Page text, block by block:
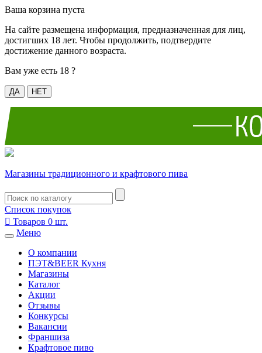
Ваша корзина пуста
На сайте размещена информация, предназначенная для лиц,
достигших 18 лет. Чтобы продолжить, подтвердите
достижение данного возраста.
Вам уже есть 18 ?
ДА НЕТ
Магазины традиционного и крафтового пива
Список покупок
 Товаров 0 шт.
Меню
О компании
ПЭТ&BEER Кухня
Магазины
Каталог
Акции
Отзывы
Конкурсы
Вакансии
Франшиза
Крафтовое пиво